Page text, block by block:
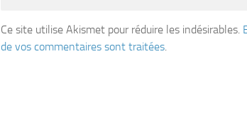
Ce site utilise Akismet pour réduire les indésirables.
de vos commentaires sont traitées